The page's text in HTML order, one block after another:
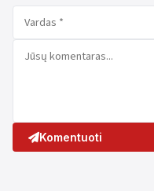
Komentuoti